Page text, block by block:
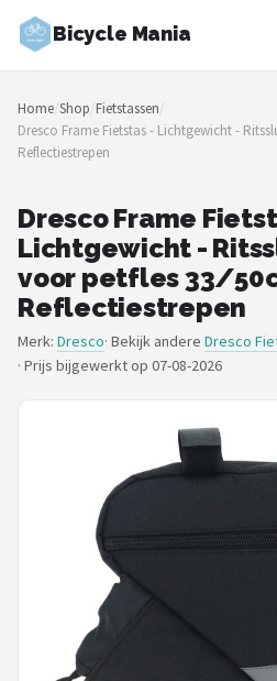
Bicycle Mania
Zoeken
NAVIGATIE
Shop
Merken
Blog
Fietsroutes
Kinderfietsen
Elektrische fietsen
Mountainbikes
POPULAIRE MERKEN
Basil
Home/Shop/Fietstassen/
Dresco Frame Fietstas - Lichtgewicht -
Reflectiestrepen
Dresco Frame
Lichtgewicht -
voor petfles 33/
Reflectiestrepen
Merk: Dresco· Bekijk andere Dresco
· Prijs bijgewerkt op 07-08-2026